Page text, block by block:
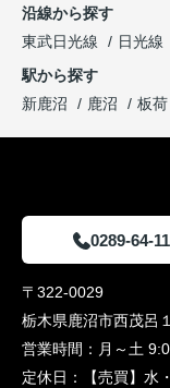
沿線から探す
東武日光線
日光線
駅から探す
新鹿沼
鹿沼 板荷
0289-64-
〒322-0029
栃木県鹿沼市西茂呂
営業時間： 月～土
定休日：
【売買】水